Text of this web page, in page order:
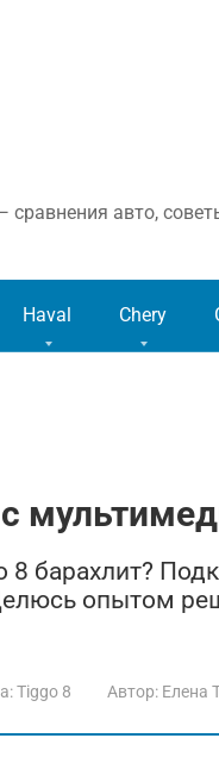
авто,
Haval Chery
8 барахлит?
опытом
Tiggo 8 Автор: Елена